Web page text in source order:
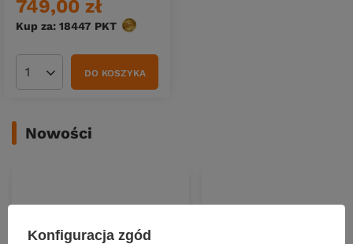
749,00 zł
Kup za: 18447 PKT punktów
Ilość produktówDO KOSZYKA
Nowości
Konfiguracja zgód